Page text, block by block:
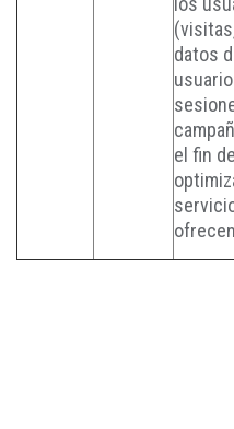
datos
el fin de